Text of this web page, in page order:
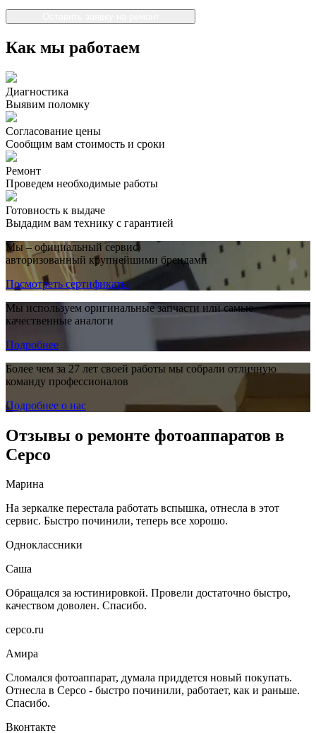
Как мы работаем
Диагностика
Выявим поломку
Согласование цены
Сообщим вам стоимость и сроки
Ремонт
Проведем необходимые работы
Готовность к выдаче
Выдадим вам технику с гарантией
Мы – официальный сервис,
авторизованный крупнейшими брендами
Посмотреть сертификаты
Мы используем оригинальные запчасти или самые
качественные аналоги
Подробнее
Более чем за 27 лет своей работы мы собрали отличную
команду профессионалов
Подробнее о нас
Отзывы о ремонте фотоаппаратов в
Серсо
Марина
На зеркалке перестала работать вспышка, отнесла в этот
сервис. Быстро починили, теперь все хорошо.
Одноклассники
Саша
Обращался за юстинировкой. Провели достаточно быстро,
качеством доволен. Спасибо.
серсо.ru
Амира
Сломался фотоаппарат, думала приддется новый покупать.
Отнесла в Серсо - быстро починили, работает, как и раньше.
Спасибо.
Вконтакте